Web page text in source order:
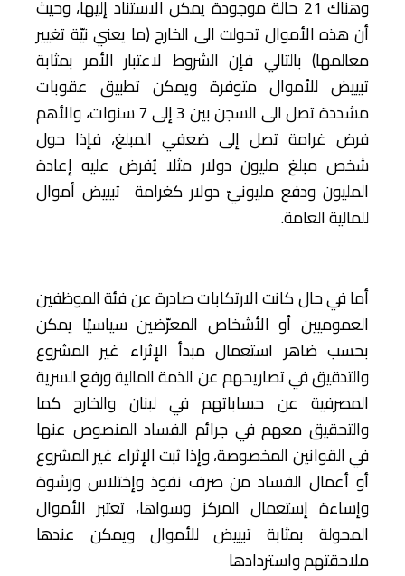
وهناك 21 حالة موجودة يمكن الاستناد إليها، وحيث
أن هذه الأموال تحولت الى الخارج (ما يعني نيّة تغيير
معالمها) بالتالي فإن الشروط لاعتبار الأمر بمثابة
تبييض للأموال متوفرة ويمكن تطبيق عقوبات
مشددة تصل الى السجن بين 3 إلى 7 سنوات، والأهم
فرض غرامة تصل إلى ضعفي المبلغ، فإذا حول
شخص مبلغ مليون دولار مثلا يُفرض عليه إعادة
المليون ودفع مليونيّ دولار كغرامة تبييض أموال
للمالية العامة.
أما في حال كانت الارتكابات صادرة عن فئة الموظفين
العموميين أو الأشخاص المعرّضين سياسيًا يمكن
بحسب ضاهر استعمال مبدأ الإثراء غير المشروع
والتدقيق في تصاريحهم عن الذمة المالية ورفع السرية
المصرفية عن حساباتهم في لبنان والخارج كما
والتحقيق معهم في جرائم الفساد المنصوص عنها
في القوانين المخصوصة، وإذا ثبت الإثراء غير المشروع
أو أعمال الفساد من صرف نفوذ وإختلاس ورشوة
وإساءة إستعمال المركز وسواها، تعتبر الأموال
المحولة بمثابة تبييض للأموال ويمكن عندها
ملاحقتهم واستردادها